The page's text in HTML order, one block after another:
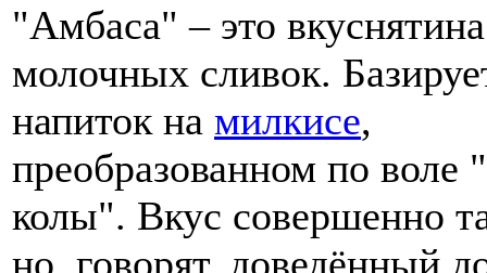
"Амбаса" – это
молочных сливок.
напиток на милкисе,
преобразованном по воле
колы". Вкус совершенно
но, говорят, доведённый